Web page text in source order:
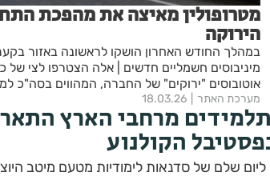
מטרופולין מאיצה את מהפכת
הירוקה
אוטובוסים "ירוקים" של החברה, המהווים בסה"כ
מ-30% מהצי הכולל
מערכת האתר 18.03.26
אור יהודה: 700 תלמידים מרחבי הארץ
הקולנוע
שלם של סדנאות לימודיות מטעם מיטב